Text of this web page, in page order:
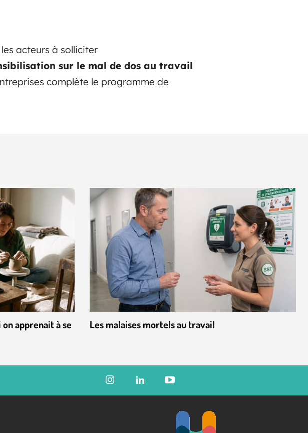
acteurs à solliciter
sur le mal de dos au travail
complète le programme de
apprenait à se
Les malaises mortels au travail